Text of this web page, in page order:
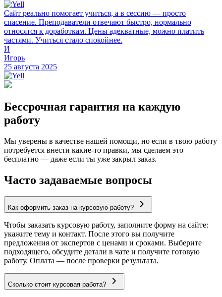
Сайт реально помогает учиться, а в сессию — просто
спасение. Преподаватели отвечают быстро, нормально
относятся к доработкам. Цены адекватные, можно платить
частями. Учиться стало спокойнее.
И
Игорь
25 августа 2025
Бессрочная гарантия на каждую
работу
Мы уверены в качестве нашей помощи, но если в твою работу
потребуется внести какие-то правки, мы сделаем это
бесплатно — даже если ты уже закрыл заказ.
Часто задаваемые вопросы
Как оформить заказ на курсовую работу?
Чтобы заказать курсовую работу, заполните форму на сайте:
укажите тему и контакт. После этого вы получите
предложения от экспертов с ценами и сроками. Выберите
подходящего, обсудите детали в чате и получите готовую
работу. Оплата — после проверки результата.
Сколько стоит курсовая работа?